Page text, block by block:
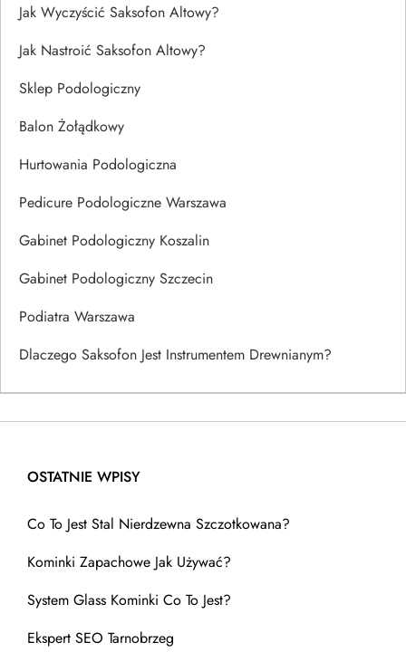
Jak Wyczyścić Saksofon Altowy?
Jak Nastroić Saksofon Altowy?
Sklep Podologiczny
Balon Żołądkowy
Hurtowania Podologiczna
Pedicure Podologiczne Warszawa
Gabinet Podologiczny Koszalin
Gabinet Podologiczny Szczecin
Podiatra Warszawa
Dlaczego Saksofon Jest Instrumentem Drewnianym?
OSTATNIE WPISY
Co To Jest Stal Nierdzewna Szczotkowana?
Kominki Zapachowe Jak Używać?
System Glass Kominki Co To Jest?
Ekspert SEO Tarnobrzeg